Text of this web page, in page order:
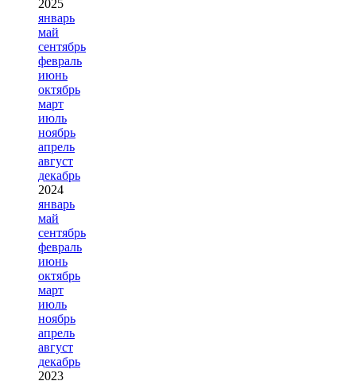
2025
январь
май
сентябрь
февраль
июнь
октябрь
март
июль
ноябрь
апрель
август
декабрь
2024
январь
май
сентябрь
февраль
июнь
октябрь
март
июль
ноябрь
апрель
август
декабрь
2023